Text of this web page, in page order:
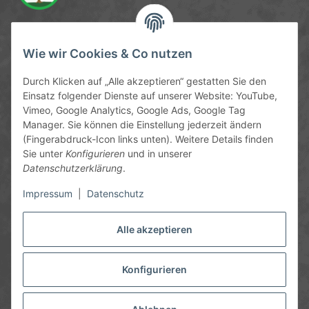
Alle akzeptieren
Konfigurieren
Wie wir Cookies & Co nutzen
Durch Klicken auf „Alle akzeptieren“ gestatten Sie den
Einsatz folgender Dienste auf unserer Website: YouTube,
Vimeo, Google Analytics, Google Ads, Google Tag
Manager. Sie können die Einstellung jederzeit ändern
(Fingerabdruck-Icon links unten). Weitere Details finden
Sie unter Konfigurieren und in unserer
Datenschutzerklärung.
Impressum Datenschutz
Service-Hotline
09372 / 70 80 90
Mo-Fr, 09:00-12:00 | 13:00-17:00 Uhr
Hinter den Straßenäckern 11-13
63906 Erlenbach
info@chemics.eu
Gesetzliche Informationen
* Alle Preise inkl. gesetzlicher USt., zzgl.Versandund ggf.
Nachnahmegebühren, wenn nicht anders angegeben.